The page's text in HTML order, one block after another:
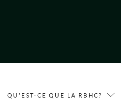
QU'EST-CE QUE LA RBHC?